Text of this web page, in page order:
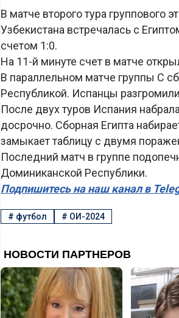
В матче второго тура группового
Узбекистана встречалась с
счетом 1:0.
На 11-й минуте счет в матче
В параллельном матче группы С
Республикой. Испанцы
После двух туров Испания
досрочно. Сборная Египта
замыкает таблицу с двумя
Последний матч в группе
Доминиканской Республики.
Подпишитесь на наш канал в
# футбол # ОИ-2024